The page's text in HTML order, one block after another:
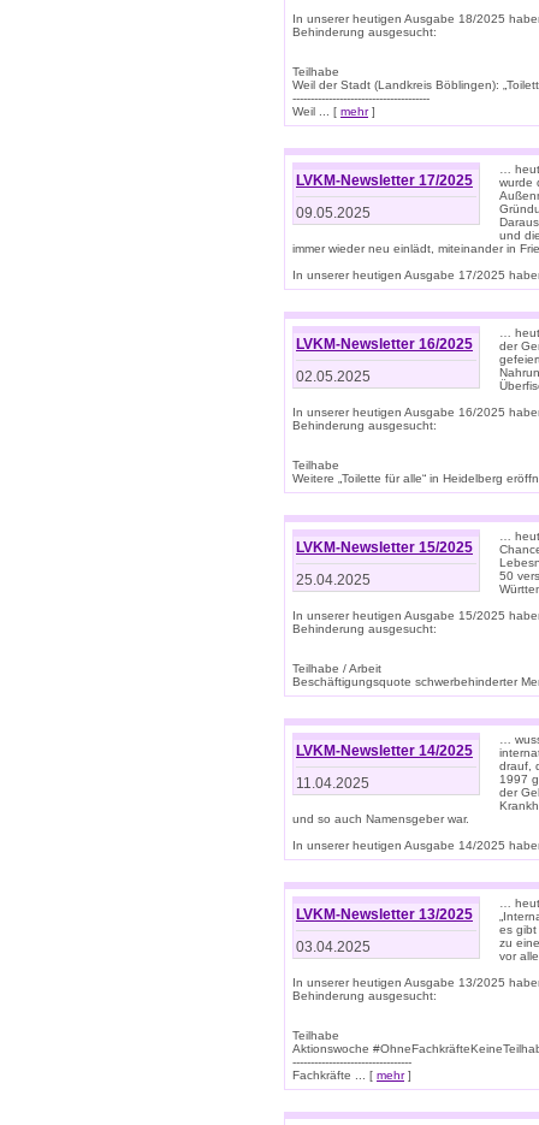
In unserer heutigen Ausgabe 18/2025
Behinderung ausgesucht:
Teilhabe
Weil der Stadt (Landkreis Böblingen):
--------------------------------------
Weil ... [ mehr]
LVKM-Newsletter 17/2025
09.05.2025
…
wurde
und
immer wieder neu einlädt, miteinander in
In unserer heutigen Ausgabe 17/2025
LVKM-Newsletter 16/2025
02.05.2025
…
der
In unserer heutigen Ausgabe 16/2025
Behinderung ausgesucht:
Teilhabe
Weitere „Toilette für alle“ in Heidelberg
LVKM-Newsletter 15/2025
25.04.2025
…
50
In unserer heutigen Ausgabe 15/2025
Behinderung ausgesucht:
Teilhabe / Arbeit
Beschäftigungsquote schwerbehinderter
LVKM-Newsletter 14/2025
11.04.2025
…
drauf,
1997
der
und so auch Namensgeber war.
In unserer heutigen Ausgabe 14/2025
LVKM-Newsletter 13/2025
03.04.2025
…
es gibt
zu
vor
In unserer heutigen Ausgabe 13/2025
Behinderung ausgesucht:
Teilhabe
Aktionswoche
---------------------------------
Fachkräfte ... [ mehr]